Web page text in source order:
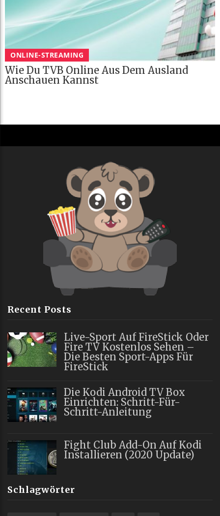
ONLINE-STREAMING
Wie Du TVB Online Aus Dem Ausland
Anschauen Kannst
Recent Posts
Live-Sport Auf FireStick Oder
Fire TV Kostenlos Sehen –
Die Besten Sport-Apps Für
FireStick
Die Kodi Android TV Box
Einrichten: Schritt-Für-
Schritt-Anleitung
Fight Club Add-On Auf Kodi
Installieren (2020 Update)
Schlagwörter